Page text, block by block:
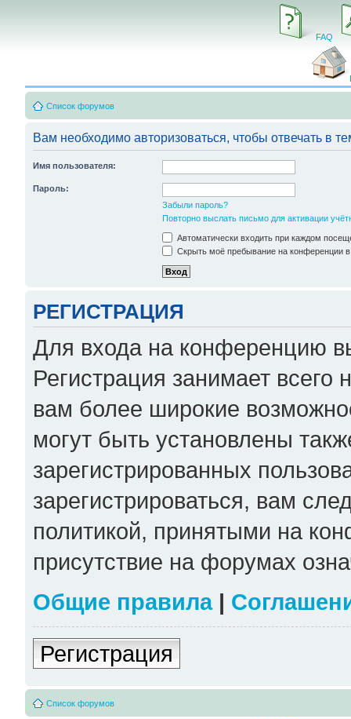
FAQ
Список форумов
Вам необходимо авторизоваться, чтобы отвечать в
Имя пользователя:
Пароль:
Забыли пароль?
Повторно выслать письмо для активации
Автоматически входить при каждом
Скрыть моё пребывание на конференции в
РЕГИСТРАЦИЯ
Для входа на конференцию
Регистрация занимает всего
вам более широкие
могут быть установлены
зарегистрированных
зарегистрироваться, вам
политикой, принятыми на
присутствие на форумах
Общие правила|
Регистрация
Список форумов